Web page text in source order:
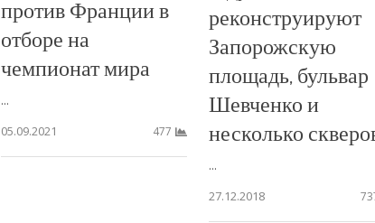
против Франции в
отборе на
чемпионат мира
...
05.09.2021
477
реконструируют
Запорожскую
площадь, бульвар
Шевченко и
несколько
...
27.12.2018